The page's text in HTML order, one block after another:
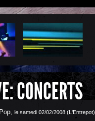
CONCERTS
, le samedi 02/02/2008 (L'Entrepot)